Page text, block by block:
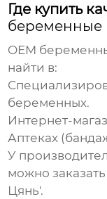
Где купить
беременные
OEM
найти в:
беременных.
Интернет-
Аптеках
У
можно
Цянь'.